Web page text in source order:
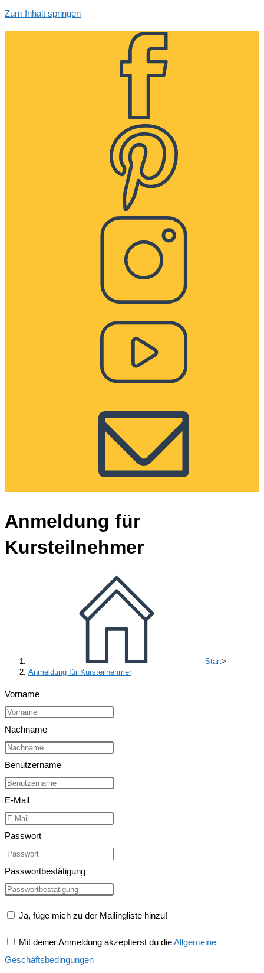
Zum Inhalt springen
Anmeldung für
Kursteilnehmer
Start>
Anmeldung für Kursteilnehmer
Vorname
Nachname
Benutzername
E-Mail
Passwort
Passwortbestätigung
Ja, füge mich zu der Mailingliste hinzu!
Mit deiner Anmeldung akzeptierst du dieAllgemeine
Geschäftsbedingungen